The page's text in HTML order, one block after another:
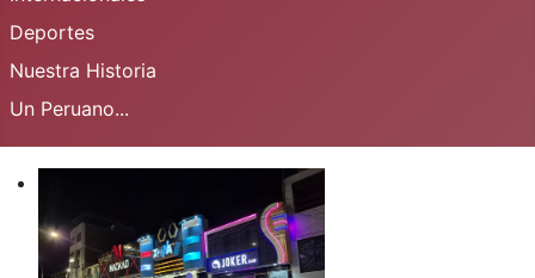
Deportes
Nuestra Historia
Un Peruano...